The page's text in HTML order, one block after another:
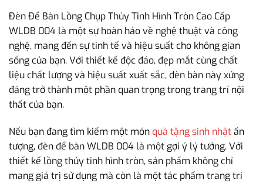
Đèn Để Bàn Lồng Chụp Thủy Tinh Hình Tròn Cao Cấp
WLDB 004 là một sự hoàn hảo về nghệ thuật và công
nghệ, mang đến sự tinh tế và hiệu suất cho không gian
sống của bạn. Với thiết kế độc đáo, đẹp mắt cùng chất
liệu chất lượng và hiệu suất xuất sắc, đèn bàn này xứng
đáng trở thành một phần quan trọng trong trang trí nội
thất của bạn.
Nếu bạn đang tìm kiếm một món quà tặng sinh nhậtấn
tượng, đèn để bàn WLDB 004 là một gợi ý lý tưởng. Với
thiết kế lồng thủy tinh hình tròn, sản phẩm không chỉ
mang giá trị sử dụng mà còn là một tác phẩm trang trí